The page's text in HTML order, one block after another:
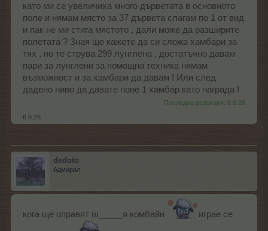
като ми се увеличиха много дърветата в основното
поле и нямам място за 37 дървета слагам по 1 от вид
и пак не ми стига мястото , дали може да разширите
полетата ? Зная ще кажете да си сложа хамбари за
тях , но те струва 299 лунглена , достатъчно давам
пари за лунглени за помощна техника нямам
възможност и за хамбари да давам ! Или след
дадено ниво да давате поне 1 хамбар като награда !
Последна редакция: 6.6.26
6.6.26
dedoto
Адмирал
кога ще оправят ш_____я комбайн играе се